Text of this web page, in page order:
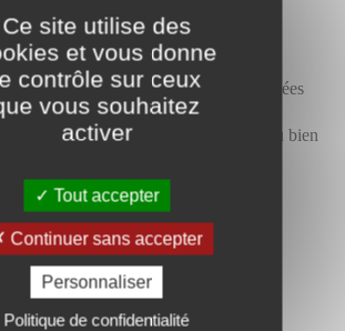
Ce site utilise des
et vous donne
contrôle sur ceux
vous souhaitez
activer
Tout accepter
Continuer sans accepter
Personnaliser
Politique de confidentialité
Tourny Meyer à utiliser mes données
pour me recontacter.*
de recevoir des offres similaires au bien
été envoyé
recommencer